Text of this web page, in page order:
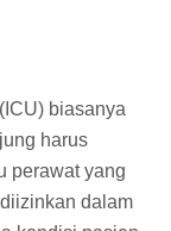
biasanya
harus
perawat yang
dalam